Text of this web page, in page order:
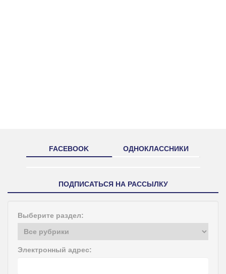
FACEBOOK ОДНОКЛАССНИКИ
ПОДПИСАТЬСЯ НА РАССЫЛКУ
Выберите раздел:
Электронный адрес: